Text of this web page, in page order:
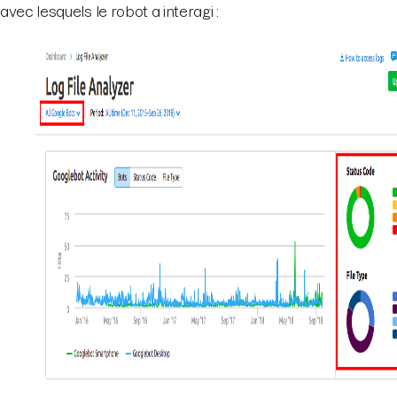
avec lesquels le robot a interagi :